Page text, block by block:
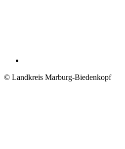
© Landkreis Marburg-Biedenkopf